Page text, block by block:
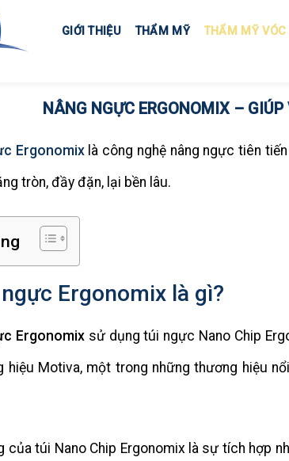
GIỚI THIỆU THẨM MỸ THẨM MỸ VÓC
NÂNG NGỰC ERGONOMIX –
Ergonomixlà công nghệ nâng ngực tiên tiến
tròn, đầy đặn, lại bền lâu.
Ergonomix là gì?
Ergonomixsử dụng túi ngực Nano Chip
hiệu Motiva, một trong những thương hiệu
của túi Nano Chip Ergonomix là sự tích hợp